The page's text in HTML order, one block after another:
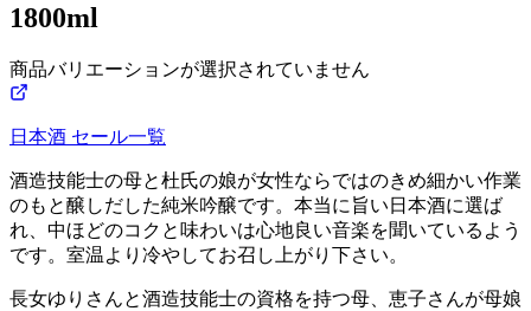
1800ml
商品バリエーションが選択されていません
日本酒 セール一覧
酒造技能士の母と杜氏の娘が女性ならではのきめ細かい作業
のもと醸しだした純米吟醸です。本当に旨い日本酒に選ば
れ、中ほどのコクと味わいは心地良い音楽を聞いているよう
です。室温より冷やしてお召し上がり下さい。
長女ゆりさんと酒造技能士の資格を持つ母、恵子さんが母娘